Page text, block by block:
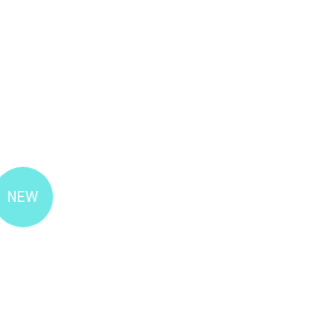
NEW